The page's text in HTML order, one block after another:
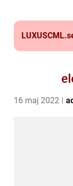
LUXUSCML.
16 maj 2022